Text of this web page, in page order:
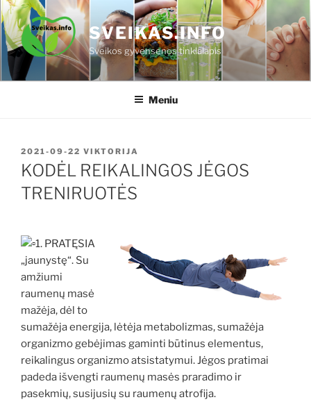
Eiti
prie
turinio
SVEIKAS.INFO
Sveikos gyvensenos tinklalapis
Meniu
PASKELBTA
2021-09-22 VIKTORIJA
KODĖL REIKALINGOS JĖGOS
TRENIRUOTĖS
1. PRATĘSIA
„jaunystę“. Su
amžiumi
raumenų masė
mažėja, dėl to
sumažėja energija, lėtėja metabolizmas, sumažėja
organizmo gebėjimas gaminti būtinus elementus,
reikalingus organizmo atsistatymui. Jėgos pratimai
padeda išvengti raumenų masės praradimo ir
pasekmių, susijusių su raumenų atrofija.